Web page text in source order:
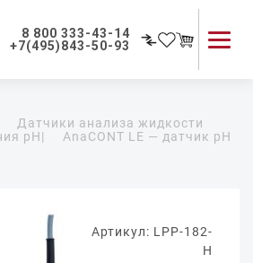
8 800 333-43-14
+7(495)843-50-93
Применение приборов
Датчики анализа жидкости
pH| AnaCONT LE — датчик pH
Артикул: LPP-182-
H